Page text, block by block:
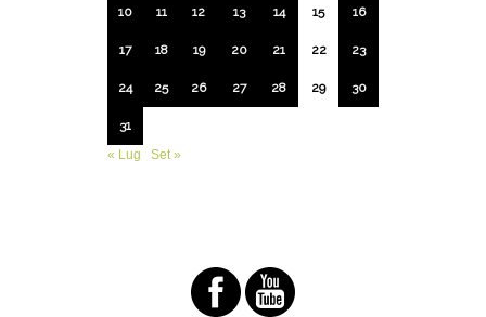
10 11 12 13 14 15 16
17 18 19 20 21 22 23
24 25 26 27 28 29 30
31
« Lug
Set »